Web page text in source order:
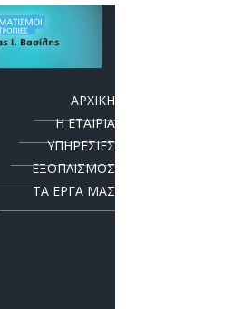
ΑΡΧΙΚΗ
Η ΕΤΑΙΡΙΑ
ΥΠΗΡΕΣΙΕΣ
ΕΞΟΠΛΙΣΜΟΣ
ΤΑ ΕΡΓΑ ΜΑΣ